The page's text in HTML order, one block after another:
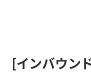
[インバウン